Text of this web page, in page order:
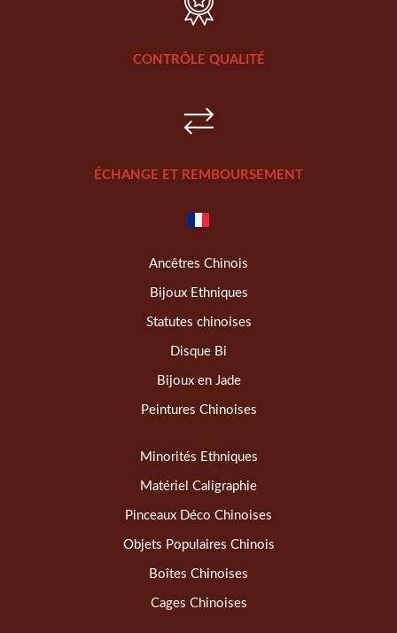
CONTRÔLE QUALITÉ
ÉCHANGE ET REMBOURSEMENT
Ancêtres Chinois
Bijoux Ethniques
Statutes chinoises
Disque Bi
Bijoux en Jade
Peintures Chinoises
Minorités Ethniques
Matériel Caligraphie
Pinceaux Déco Chinoises
Objets Populaires Chinois
Boîtes Chinoises
Cages Chinoises